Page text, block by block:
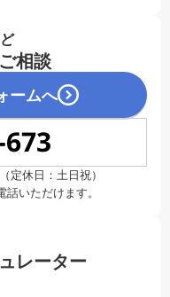
相談
ームへ
定休日：土日祝）
いただけます。
レーター